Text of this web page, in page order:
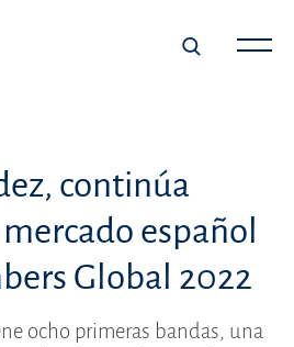
continúa
español
Global 2022
ocho primeras bandas, una